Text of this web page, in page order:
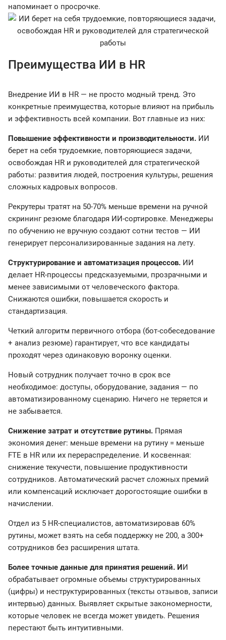
напоминает о просрочке.
Преимущества ИИ в HR
Внедрение ИИ в HR — не просто модный тренд. Это
конкретные преимущества, которые влияют на прибыль
и эффективность всей компании. Вот главные из них:
Повышение эффективности и производительности. ИИ
берет на себя трудоемкие, повторяющиеся задачи,
освобождая HR и руководителей для стратегической
работы: развития людей, построения культуры, решения
сложных кадровых вопросов.
Рекрутеры тратят на 50-70% меньше времени на ручной
скрининг резюме благодаря ИИ-сортировке. Менеджеры
по обучению не вручную создают сотни тестов — ИИ
генерирует персонализированные задания на лету.
Структурирование и автоматизация процессов. ИИ
делает HR-процессы предсказуемыми, прозрачными и
менее зависимыми от человеческого фактора.
Снижаются ошибки, повышается скорость и
стандартизация.
Четкий алгоритм первичного отбора (бот-собеседование
+ анализ резюме) гарантирует, что все кандидаты
проходят через одинаковую воронку оценки.
Новый сотрудник получает точно в срок все
необходимое: доступы, оборудование, задания — по
автоматизированному сценарию. Ничего не теряется и
не забывается.
Снижение затрат и отсутствие рутины. Прямая
экономия денег: меньше времени на рутину = меньше
FTE в HR или их перераспределение. И косвенная:
снижение текучести, повышение продуктивности
сотрудников. Автоматический расчет сложных премий
или компенсаций исключает дорогостоящие ошибки в
начислении.
Отдел из 5 HR-специалистов, автоматизировав 60%
рутины, может взять на себя поддержку не 200, а 300+
сотрудников без расширения штата.
Более точные данные для принятия решений. ИИ
обрабатывает огромные объемы структурированных
(цифры) и неструктурированных (тексты отзывов, записи
интервью) данных. Выявляет скрытые закономерности,
которые человек не всегда может увидеть. Решения
перестают быть интуитивными.